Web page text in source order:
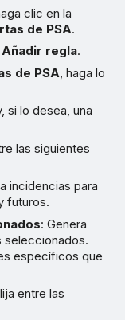
clic en la
de PSA.
Añadir regla.
de PSA , haga lo
si lo desea, una
las siguientes
incidencias para
futuros.
: Genera
seleccionados.
específicos que
entre las